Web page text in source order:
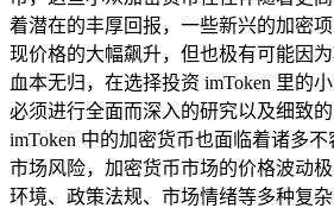
着潜在的丰厚回报，一些新兴的加密
现价格的大幅飙升，但也极有可能因
血本无归，在选择投资 imToken 里的
必须进行全面而深入的研究以及细致
imToken 中的加密货币也面临着诸多
市场风险，加密货币市场的价格波动
环境、政策法规、市场情绪等多种复